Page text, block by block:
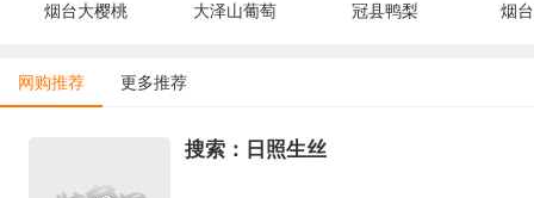
烟台大樱桃 大泽山葡萄 冠县鸭梨 烟
网购推荐 更多推荐
搜索：日照生丝